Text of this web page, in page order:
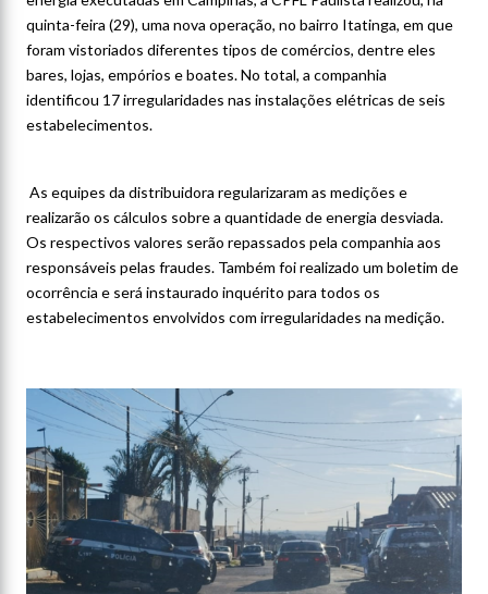
quinta-feira (29), uma nova operação, no bairro Itatinga, em que
foram vistoriados diferentes tipos de comércios, dentre eles
bares, lojas, empórios e boates. No total, a companhia
identificou 17 irregularidades nas instalações elétricas de seis
estabelecimentos.
As equipes da distribuidora regularizaram as medições e
realizarão os cálculos sobre a quantidade de energia desviada.
Os respectivos valores serão repassados pela companhia aos
responsáveis pelas fraudes. Também foi realizado um boletim de
ocorrência e será instaurado inquérito para todos os
estabelecimentos envolvidos com irregularidades na medição.